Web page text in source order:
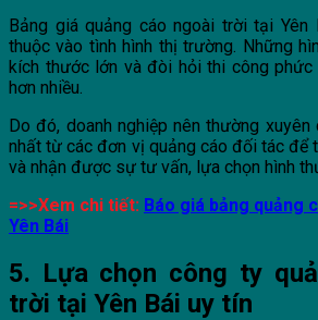
Bảng giá quảng cáo ngoài trời tại Yên
thuộc vào tình hình thị trường. Những
kích thước lớn và đòi hỏi thi công
hơn nhiều.
Do đó, doanh nghiệp nên thường
nhất từ các đơn vị quảng cáo đối tác để
và nhận được sự tư vấn, lựa chọn hình
=>>Xem chi tiết: Báo giá bảng quảng
Yên Bái
5. Lựa chọn công ty
trời tại Yên Bái uy tín